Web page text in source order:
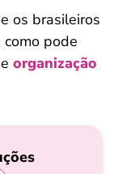
os brasileiros
pode
organização